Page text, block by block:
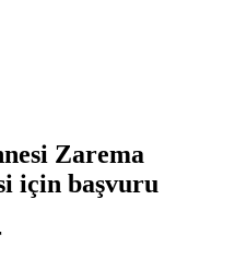
Zarema
için başvuru